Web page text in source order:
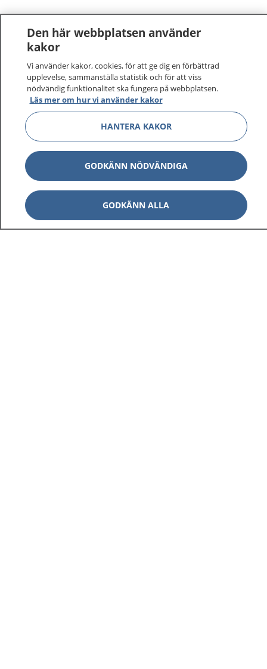
Den här webbplatsen använder
kakor
Vi använder kakor, cookies, för att ge dig en förbättrad
upplevelse, sammanställa statistik och för att viss
nödvändig funktionalitet ska fungera på webbplatsen.
Läs mer om hur vi använder kakor
HANTERA KAKOR
GODKÄNN NÖDVÄNDIGA
GODKÄNN ALLA